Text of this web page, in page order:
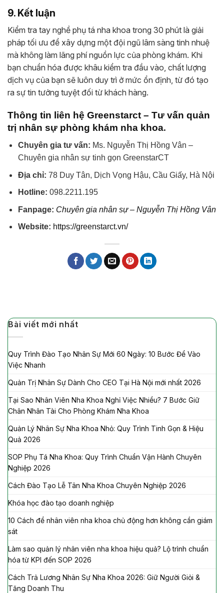
9. Kết luận
Kiểm tra tay nghề phụ tá nha khoa trong 30 phút là giải
pháp tối ưu để xây dựng một đội ngũ lâm sàng tinh nhuệ
mà không làm lãng phí nguồn lực của phòng khám. Khi
bạn chuẩn hóa được khâu kiểm tra đầu vào, chất lượng
dịch vụ của bạn sẽ luôn duy trì ở mức ổn định, từ đó tạo
ra sự tin tưởng tuyệt đối từ khách hàng.
Thông tin liên hệ Greenstarct – Tư vấn quản
trị nhân sự phòng khám nha khoa.
Chuyên gia tư vấn: Ms. Nguyễn Thị Hồng Vân –
Chuyên gia nhân sự tinh gọn GreenstarCT
Địa chỉ: 78 Duy Tân, Dịch Vọng Hậu, Cầu Giấy, Hà Nội
Hotline: 098.2211.195
Fanpage: Chuyên gia nhân sự – Nguyễn Thị Hồng Vân
Website: https://greenstarct.vn/
Bài viết mới nhất
Quy Trình Đào Tạo Nhân Sự Mới 60 Ngày: 10 Bước Để Vào
Việc Nhanh
Quản Trị Nhân Sự Dành Cho CEO Tại Hà Nội mới nhất 2026
Tại Sao Nhân Viên Nha Khoa Nghỉ Việc Nhiều? 7 Bước Giữ
Chân Nhân Tài Cho Phòng Khám Nha Khoa
Quản Lý Nhân Sự Nha Khoa Nhỏ: Quy Trình Tinh Gọn & Hiệu
Quả 2026
SOP Phụ Tá Nha Khoa: Quy Trình Chuẩn Vận Hành Chuyên
Nghiệp 2026
Cách Đào Tạo Lễ Tân Nha Khoa Chuyên Nghiệp 2026
Khóa học đào tạo doanh nghiệp
10 Cách để nhân viên nha khoa chủ động hơn không cần giám
sát
Làm sao quản lý nhân viên nha khoa hiệu quả? Lộ trình chuẩn
hóa từ KPI đến SOP 2026
Cách Trả Lương Nhân Sự Nha Khoa 2026: Giữ Người Giỏi &
Tăng Doanh Thu